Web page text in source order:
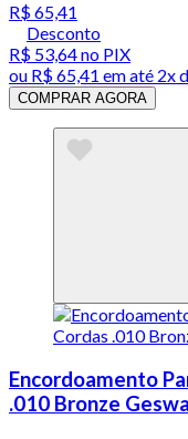
R$ 65,41
Desconto
R$ 53,64no PIX
ou R$ 65,41 em até 2x
COMPRAR AGORA
Encordoamento
.010 Bronze